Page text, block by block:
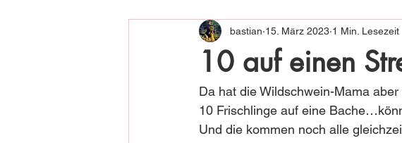
10 auf einen
bastian 15. März 2023 1 Min. Lesezeit
Da hat die Wildschwein-Mama
10 Frischlinge auf eine
Und die kommen noch alle